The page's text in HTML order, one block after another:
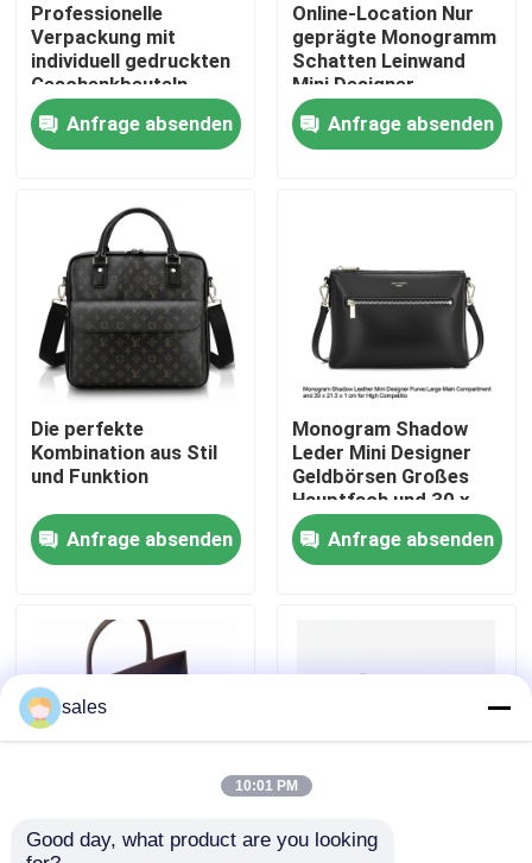
Produkte
Videos
Über uns
Fabrik-Ausflug
Qualitätskontrolle
Treten Sie mit uns in Verbindung
Nachrichten
Blog
Professionelle
Verpackung mit
individuell gedruckten
Geschenkbeuteln
Tasche To-Go und
Rivet Ikonische
Etikette
Anfrage absenden
Online-Location Nur
geprägte Monogramm
Schatten Leinwand
Mini Designer
Handtaschen mit
Innen-/Offene x1
Tasche
Anfrage absenden
Die perfekte
Kombination aus Stil
und Funktion
Anfrage absenden
Monogram Shadow
Leder Mini Designer
Geldbörsen Großes
Hauptfach und 30 x
21,5 x 1 cm für hohen
Wettbewerb
Anfrage absenden
Handwerkskunst trifft
Stylische Mini
sales
10:01 PM
Good day, what product are you looking